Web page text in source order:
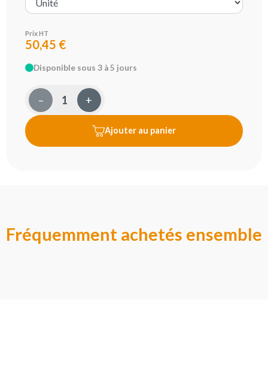
Prix HT
50,45 €
Disponible sous 3 à 5 jours
– +
Ajouter au panier
Fréquemment achetés ensemble